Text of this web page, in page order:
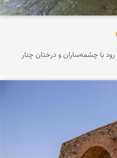
با چشمه‌ساران و درختان چنار